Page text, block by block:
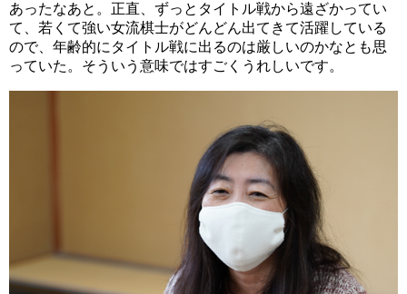
あったなあと。正直、ずっとタイトル戦から遠ざかってい
て、若くて強い女流棋士がどんどん出てきて活躍している
ので、年齢的にタイトル戦に出るのは厳しいのかなとも思
っていた。そういう意味ではすごくうれしいです。